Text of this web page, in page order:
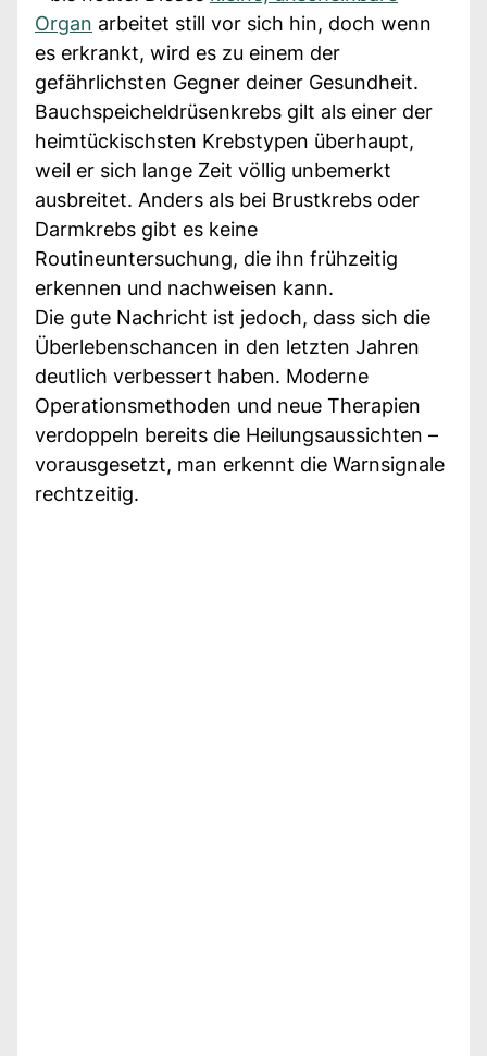
Organ arbeitet still vor sich hin, doch wenn
es erkrankt, wird es zu einem der
gefährlichsten Gegner deiner Gesundheit.
Bauchspeicheldrüsenkrebs gilt als einer der
heimtückischsten Krebstypen überhaupt,
weil er sich lange Zeit völlig unbemerkt
ausbreitet. Anders als bei Brustkrebs oder
Darmkrebs gibt es keine
Routineuntersuchung, die ihn frühzeitig
erkennen und nachweisen kann.
Die gute Nachricht ist jedoch, dass sich die
Überlebenschancen in den letzten Jahren
deutlich verbessert haben. Moderne
Operationsmethoden und neue Therapien
verdoppeln bereits die Heilungsaussichten –
vorausgesetzt, man erkennt die Warnsignale
rechtzeitig.